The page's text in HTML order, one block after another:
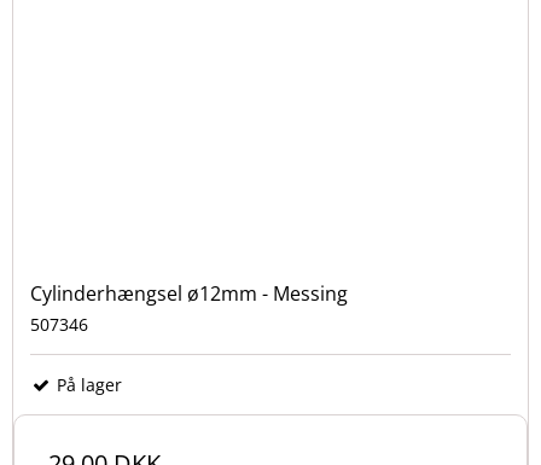
Cylinderhængsel ø12mm - Messing
507346
På lager